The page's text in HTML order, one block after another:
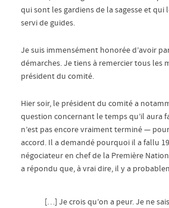
qui sont les gardiens de la sagesse et
servi de guides.
Je suis immensément honorée d’avoir
démarches. Je tiens à remercier tous les
président du comité.
Hier soir, le président du comité a
question concernant le temps qu’il aura
n’est pas encore vraiment terminé —
accord. Il a demandé pourquoi il a fallu
négociateur en chef de la Première
a répondu que, à vrai dire, il y a
[…] Je crois qu’on a peur. Je ne